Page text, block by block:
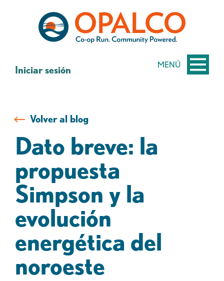
contenido
MENÚ
Iniciar sesión
Volver al blog
Dato breve: la
propuesta
Simpson y la
evolución
energética del
noroeste